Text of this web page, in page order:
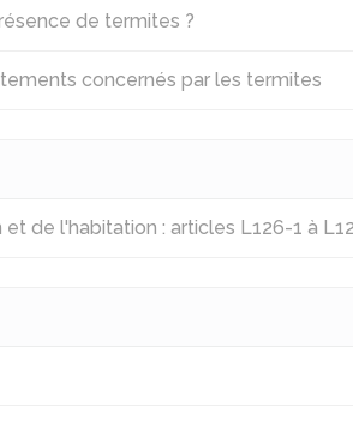
de termites ?
concernés par les termites
de l'habitation : articles L126-1 à